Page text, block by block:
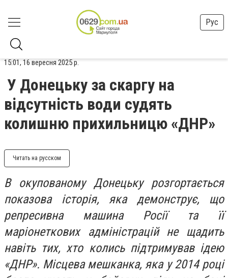
Рус
15:01, 16 вересня 2025 р.
У Донецьку за скаргу на
відсутність води судять
колишню прихильницю «ДНР»
Читать на русском
В окупованому Донецьку розгортається
показова історія, яка демонструє, що
репресивна машина Росії та її
маріонеткових адміністрацій не щадить
навіть тих, хто колись підтримував ідею
«ДНР». Місцева мешканка, яка у 2014 році